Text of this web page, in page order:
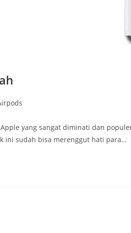
yang sangat diminati dan
ini sudah bisa merenggut hati para…